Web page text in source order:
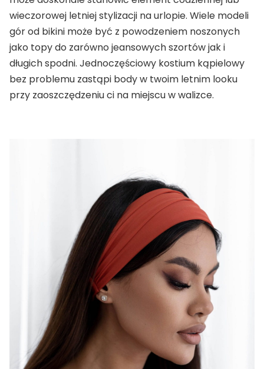
wieczorowej letniej stylizacji na urlopie. Wiele modeli
gór od bikini może być z powodzeniem noszonych
jako topy do zarówno jeansowych szortów jak i
długich spodni. Jednoczęściowy kostium kąpielowy
bez problemu zastąpi body w twoim letnim looku
przy zaoszczędzeniu ci na miejscu w walizce.